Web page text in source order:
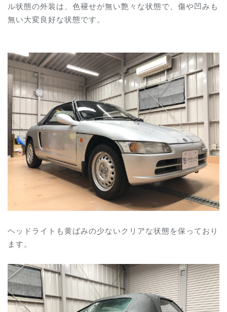
ル状態の外装は、色褪せが無い艶々な状態で、傷や凹みも
無い大変良好な状態です。
ヘッドライトも黄ばみの少ないクリアな状態を保っており
ます。